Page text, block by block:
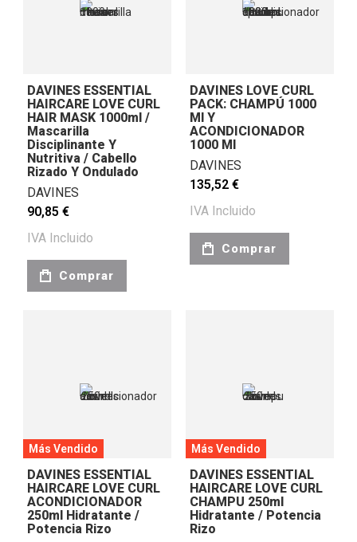
DAVINES ESSENTIAL
HAIRCARE LOVE CURL
HAIR MASK 1000ml /
Mascarilla
Disciplinante Y
Nutritiva / Cabello
Rizado Y Ondulado
DAVINES
90,85 €
IVA Incluido
Comprar
DAVINES LOVE CURL
PACK: CHAMPÚ 1000
Ml Y
ACONDICIONADOR
1000 Ml
DAVINES
135,52 €
IVA Incluido
Comprar
Más Vendido
DAVINES ESSENTIAL
HAIRCARE LOVE CURL
ACONDICIONADOR
250ml Hidratante /
Potencia Rizo
Más Vendido
DAVINES ESSENTIAL
HAIRCARE LOVE CURL
CHAMPU 250ml
Hidratante / Potencia
Rizo